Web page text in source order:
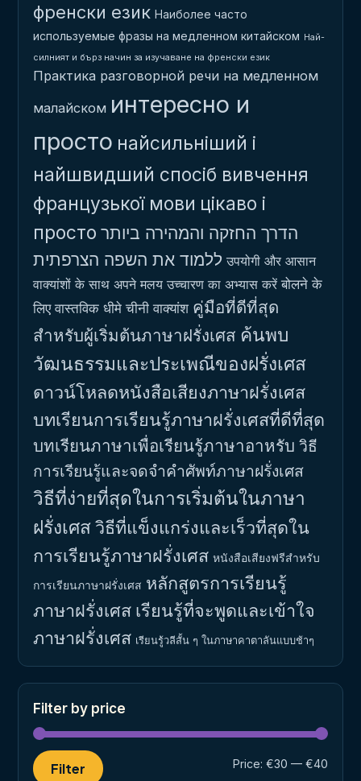
френски език Наиболее часто
используемые фразы на медленном китайском Най-
силният и бърз начин за изучаване на френски език
Практика разговорной речи на медленном
малайском интересно и
просто найсильніший і
найшвидший спосіб вивчення
французької мови цікаво і
просто הדרך החזקה והמהירה ביותר
ללמוד את השפה הצרפתית उपयोगी और आसान
वाक्यांशों के साथ अपने मलय उच्चारण का अभ्यास करें बोलने के
लिए वास्तविक धीमे चीनी वाक्यांश คู่มือที่ดีที่สุด
สำหรับผู้เริ่มต้นภาษาฝรั่งเศส ค้นพบ
วัฒนธรรมและประเพณีของฝรั่งเศส
ดาวน์โหลดหนังสือเสียงภาษาฝรั่งเศส
บทเรียนการเรียนรู้ภาษาฝรั่งเศสที่ดีที่สุด
บทเรียนภาษาเพื่อเรียนรู้ภาษาอาหรับ วิธี
การเรียนรู้และจดจำคำศัพท์ภาษาฝรั่งเศส
วิธีที่ง่ายที่สุดในการเริ่มต้นในภาษา
ฝรั่งเศสวิธีที่แข็งแกร่งและเร็วที่สุดใน
การเรียนรู้ภาษาฝรั่งเศส หนังสือเสียงฟรีสำหรับ
การเรียนภาษาฝรั่งเศส หลักสูตรการเรียนรู้
ภาษาฝรั่งเศส เรียนรู้ที่จะพูดและเข้าใจ
ภาษาฝรั่งเศส เรียนรู้วลีสั้น ๆ ในภาษาคาตาลันแบบช้าๆ
Filter by price
Filter Price: €30 — €40